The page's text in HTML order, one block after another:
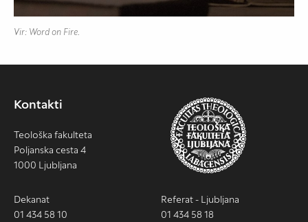
Vir: Word on Fire.
Kontakti
Teološka fakulteta
Poljanska cesta 4
1000 Ljubljana
Dekanat
01 434 58 10
Referat - Ljubljana
01 434 58 18